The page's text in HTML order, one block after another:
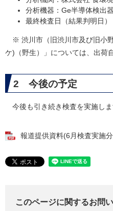
分析機器：Ge半導体検出器
最終検査日（結果判明日
※ 渋川市（旧渋川市及び旧小
ケ)（野生）」については、出荷
2 今後の予定
今後も引き続き検査を実施しま
報道提供資料(6月検査実施
このページに関するお問